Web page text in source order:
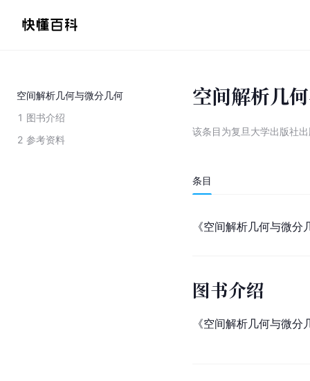
空间解析几何与微分几何
1 图书介绍
2 参考资料
空间解析几
该条目为复旦大学出版社
条目
《空间解析几何与微分
图书介绍
《空间解析几何与微